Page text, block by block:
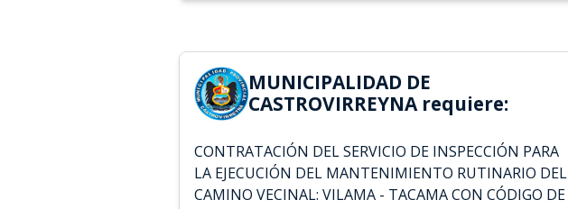
MUNICIPALIDAD DE
CASTROVIRREYNA requiere:
CONTRATACIÓN DEL SERVICIO DE INSPECCIÓN PARA
LA EJECUCIÓN DEL MANTENIMIENTO RUTINARIO DEL
CAMINO VECINAL: VILAMA - TACAMA CON CÓDIGO DE